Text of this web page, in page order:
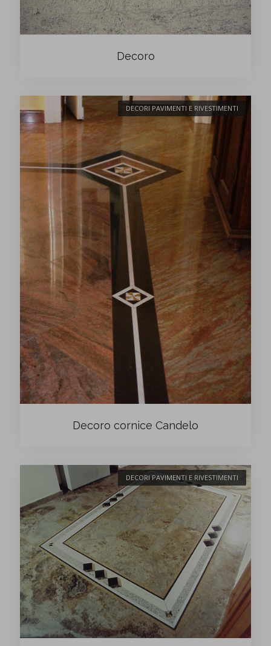
Decoro
DECORI PAVIMENTI E RIVESTIMENTI
Decoro cornice Candelo
DECORI PAVIMENTI E RIVESTIMENTI